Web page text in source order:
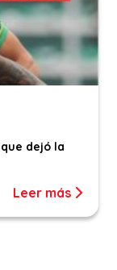
dejó la
Leer más